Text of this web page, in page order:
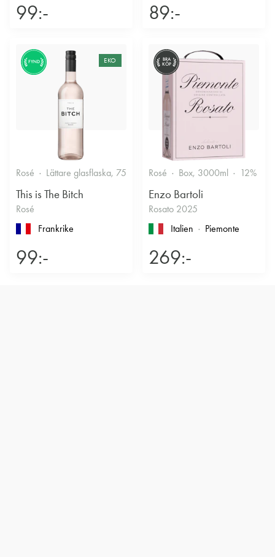
99:- 89:-
FYND EKO
Rosé Lättare glasflaska, 750ml 11.5% Friskt & Bärigt
This is The Bitch
Rosé
Frankrike
99:-
BRA
KÖP
Rosé Box, 3000ml 12%
Enzo Bartoli
Rosato 2025
Italien
Piemonte
269:-